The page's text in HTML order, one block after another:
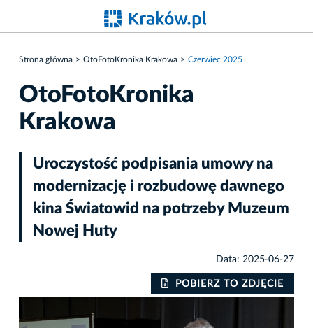
Strona główna OtoFotoKronika Krakowa Czerwiec 2025
OtoFotoKronika
Krakowa
Uroczystość podpisania umowy na
modernizację i rozbudowę dawnego
kina Światowid na potrzeby Muzeum
Nowej Huty
Data: 2025-06-27
POBIERZ TO ZDJĘCIE